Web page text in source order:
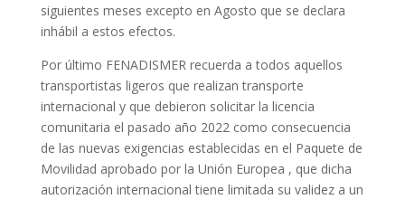
siguientes meses excepto en Agosto que se declara
inhábil a estos efectos.
Por último FENADISMER recuerda a todos aquellos
transportistas ligeros que realizan transporte
internacional y que debieron solicitar la licencia
comunitaria el pasado año 2022 como consecuencia
de las nuevas exigencias establecidas en el Paquete de
Movilidad aprobado por la Unión Europea , que dicha
autorización internacional tiene limitada su validez a un